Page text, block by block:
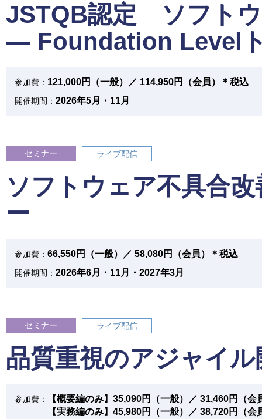
JSTQB認定 ソフト
― Foundation Level
参加費： 121,000円（一般）／ 114,950円（会員）＊税込
開催期間： 2026年5月・11月
セミナー ライブ配信
ソフトウェア不具合
ー
参加費： 66,550円（一般）／ 58,080円（会員）＊税込
開催期間： 2026年6月・11月・2027年3月
セミナー ライブ配信
品質重視のアジャイ
参加費：
【概要編のみ】35,090円（一般）／ 31,460円（会
【実務編のみ】45,980円（一般）／ 38,720円（会